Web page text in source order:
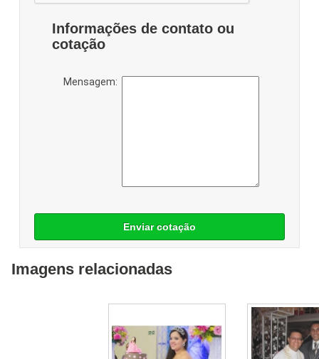
Informações de contato ou
cotação
Mensagem:
Enviar cotação
Imagens relacionadas